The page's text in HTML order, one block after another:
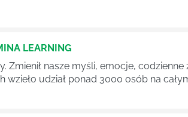
LEARNING
Zmienił nasze myśli, emocje,
udział ponad 3000 osób na